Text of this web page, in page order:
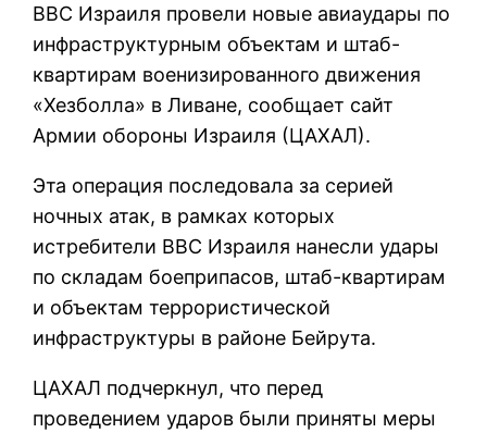
ВВС Израиля провели новые авиаудары по
инфраструктурным объектам и штаб-
квартирам военизированного движения
«Хезболла» в Ливане, сообщает сайт
Армии обороны Израиля (ЦАХАЛ).
Эта операция последовала за серией
ночных атак, в рамках которых
истребители ВВС Израиля нанесли удары
по складам боеприпасов, штаб-квартирам
и объектам террористической
инфраструктуры в районе Бейрута.
ЦАХАЛ подчеркнул, что перед
проведением ударов были приняты меры